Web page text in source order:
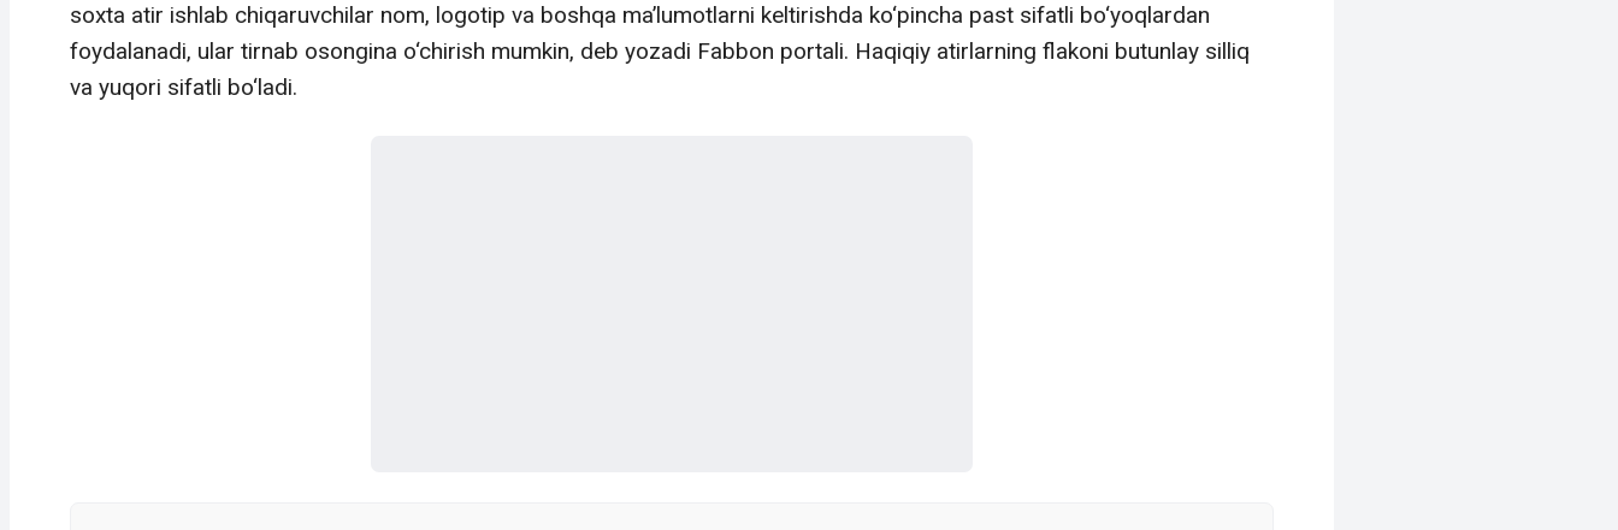
soxta atir ishlab chiqaruvchilar nom, logotip va boshqa ma’lumotlarni keltirishda ko‘pincha past sifatli bo‘yoqlardan
foydalanadi, ular tirnab osongina o‘chirish mumkin, deb yozadi Fabbon portali. Haqiqiy atirlarning flakoni butunlay silliq
va yuqori sifatli bo‘ladi.